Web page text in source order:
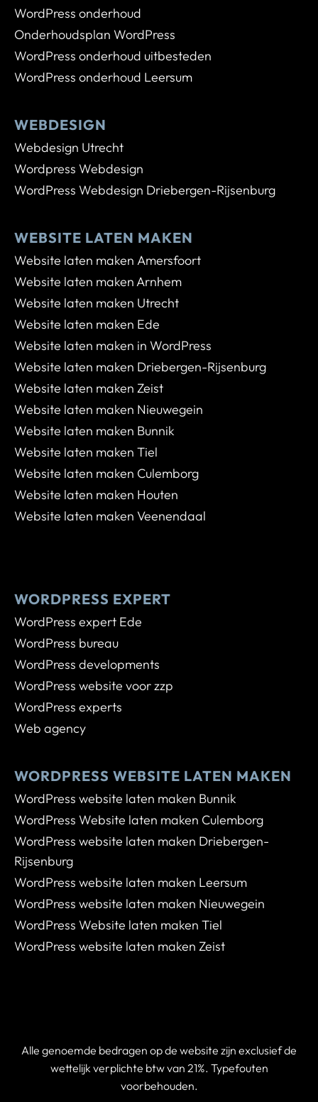
WordPress onderhoud
Onderhoudsplan WordPress
WordPress onderhoud uitbesteden
WordPress onderhoud Leersum
WEBDESIGN
Webdesign Utrecht
Wordpress Webdesign
WordPress Webdesign Driebergen-Rijsenburg
WEBSITE LATEN MAKEN
Website laten maken Amersfoort
Website laten maken Arnhem
Website laten maken Utrecht
Website laten maken Ede
Website laten maken in WordPress
Website laten maken Driebergen-Rijsenburg
Website laten maken Zeist
Website laten maken Nieuwegein
Website laten maken Bunnik
Website laten maken Tiel
Website laten maken Culemborg
Website laten maken Houten
Website laten maken Veenendaal
WORDPRESS EXPERT
WordPress expert Ede
WordPress bureau
WordPress developments
WordPress website voor zzp
WordPress experts
Web agency
WORDPRESS WEBSITE LATEN MAKEN
WordPress website laten maken Bunnik
WordPress Website laten maken Culemborg
WordPress website laten maken Driebergen-
Rijsenburg
WordPress website laten maken Leersum
WordPress website laten maken Nieuwegein
WordPress Website laten maken Tiel
WordPress website laten maken Zeist
Alle genoemde bedragen op de website zijn exclusief de
wettelijk verplichte btw van 21%. Typefouten
voorbehouden.